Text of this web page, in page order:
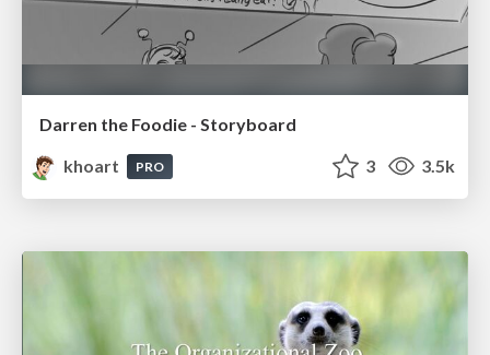
Darren the Foodie - Storyboard
khoart
PRO 3 3.5k